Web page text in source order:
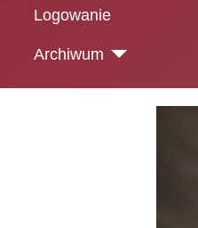
Logowanie
Archiwum